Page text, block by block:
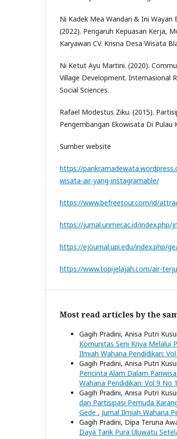
Ni Kadek Mea Wandari & Ini
(2022). Pengaruh Kepuasan Kerja,
Karyawan CV. Krisna Desa Wisata
Ni Ketut Ayu Martini. (2020).
Village Development. Internasional
Social Sciences.
Rafael Modestus Ziku. (2015).
Pengembangan Ekowisata Di
Sumber website
https://
wisata-air-yang-instagramable/
https://www.befreetour.com/id/
https://jurnal.unmer.ac.id/
https://ejournal.upi.edu/index.php/
https://www.topijelajah.com/air-
Most read articles by the
Gagih Pradini, Anisa Putri
Komunitas Seni Kriya Melalui
Ilmiah Wahana Pendidikan:
Gagih Pradini, Anisa Putri
Pencinta Alam Dalam
Wahana Pendidikan: Vol 9 No
Gagih Pradini, Anisa Putri
dan Partisipasi Pemuda
Gede , Jurnal Ilmiah Wahana
Gagih Pradini, Dipa Teruna
Daya Tarik Pura Uluwatu